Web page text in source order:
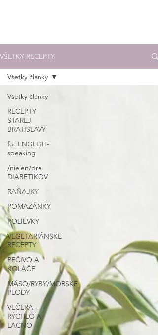
VŠETKY RECEPTY
Všetky články
RECEPTY
STAREJ
BRATISLAVY
for ENGLISH-
speaking
/nielen/pre
DIABETIKOV
RAŇAJKY
POMAZÁNKY
POLIEVKY
VEGETARIÁNSKE
RECEPTY
PEČIVO A
KOLÁČE
MÄSO/RYBY/MORSKÉ
PLODY
VEČERA -
RÝCHLO A
LACNO
Všetky články